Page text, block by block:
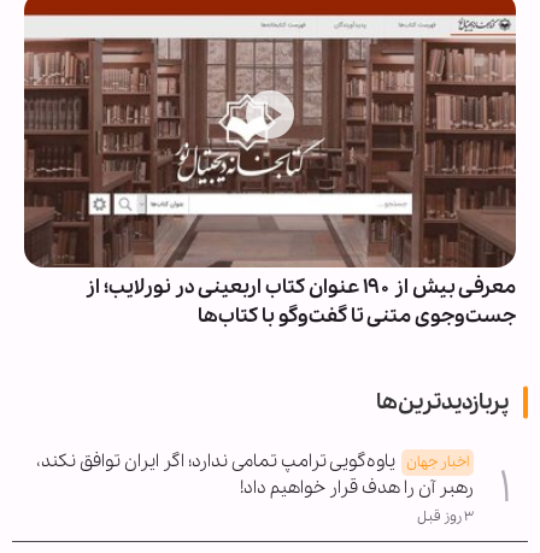
معرفی بیش از ۱۹۰ عنوان کتاب اربعینی در نورلایب؛ از
جست‌وجوی متنی تا گفت‌وگو با کتاب‌ها
پربازدیدترین‌ها
اخبار جهان یاوه‌گویی ترامپ تمامی ندارد؛ اگر ایران توافق نکند،
رهبر آن را هدف قرار خواهیم داد!
۳ روز قبل